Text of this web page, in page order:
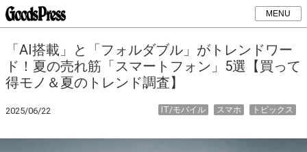
MENU
「AI搭載」と「フォルダブル」がトレンドワー
ド！夏の売れ筋「スマートフォン」5選【買って
得モノ＆夏のトレンド調査】
2025/06/22 トピックス
スマホ
IT/モバイル